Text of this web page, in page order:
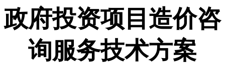
政府投资项目造价咨
询服务技术方案